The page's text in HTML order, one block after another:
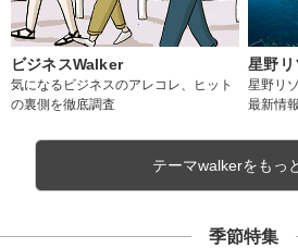
ビジネスWalker
気になるビジネスのアレコレ、ヒット
の裏側を徹底調査
星野
星野リ
最新情
テーマwalkerをもっ
季節特集